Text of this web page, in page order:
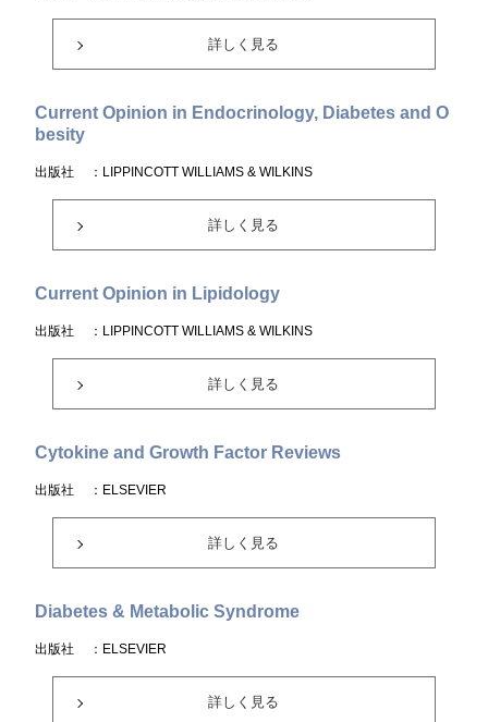
詳しく見る
Current Opinion in Endocrinology, Diabetes and O
besity
出版社 ：LIPPINCOTT WILLIAMS & WILKINS
詳しく見る
Current Opinion in Lipidology
出版社 ：LIPPINCOTT WILLIAMS & WILKINS
詳しく見る
Cytokine and Growth Factor Reviews
出版社 ：ELSEVIER
詳しく見る
Diabetes & Metabolic Syndrome
出版社 ：ELSEVIER
詳しく見る